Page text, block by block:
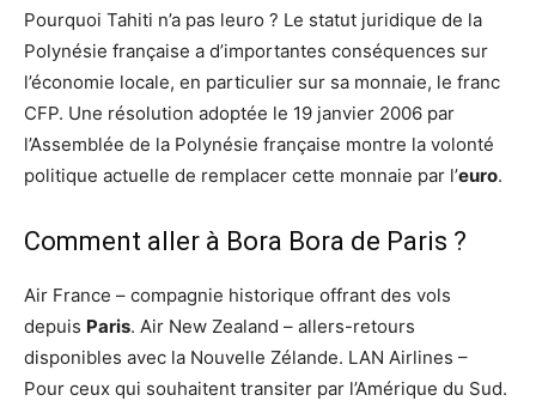
Pourquoi Tahiti n’a pas leuro ? Le statut juridique de la
Polynésie française a d’importantes conséquences sur
l’économie locale, en particulier sur sa monnaie, le franc
CFP. Une résolution adoptée le 19 janvier 2006 par
l’Assemblée de la Polynésie française montre la volonté
politique actuelle de remplacer cette monnaie par l’euro.
Comment aller à Bora Bora de Paris ?
Air France – compagnie historique offrant des vols
depuis Paris. Air New Zealand – allers-retours
disponibles avec la Nouvelle Zélande. LAN Airlines –
Pour ceux qui souhaitent transiter par l’Amérique du Sud.